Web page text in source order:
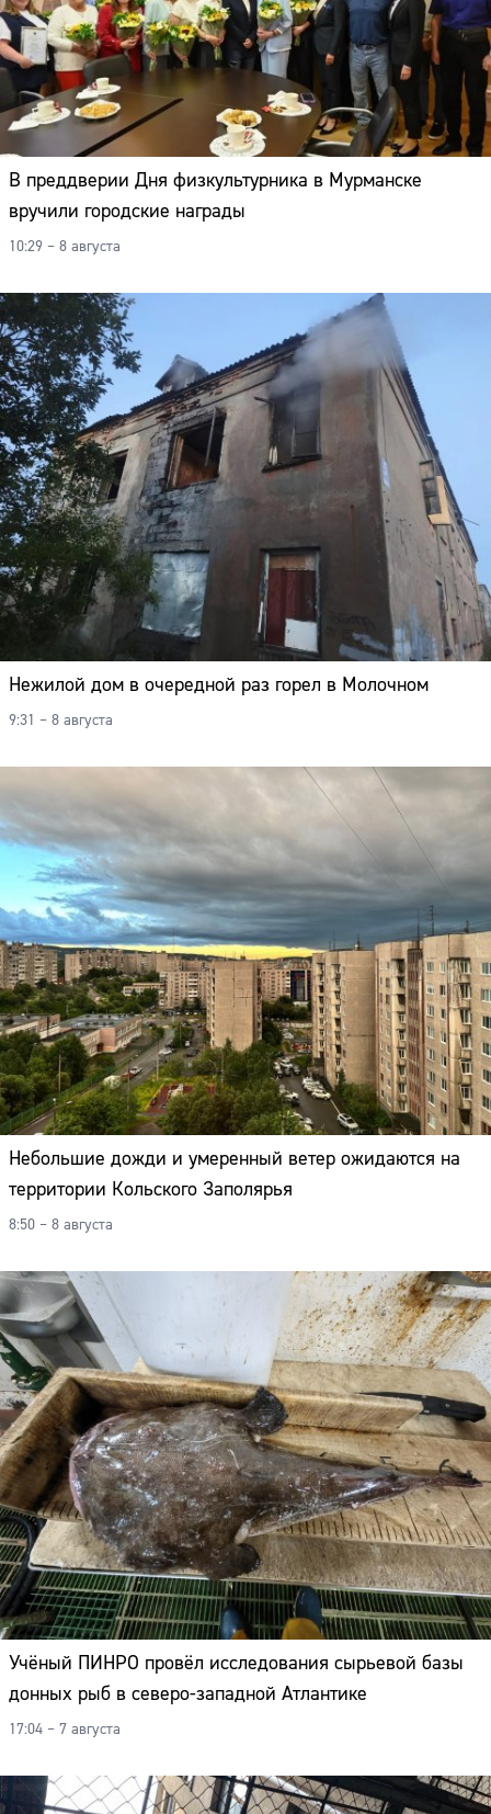
В преддверии Дня физкультурника в Мурманске
вручили городские награды
10:29 – 8 августа
Нежилой дом в очередной раз горел в Молочном
9:31 – 8 августа
Небольшие дожди и умеренный ветер ожидаются на
территории Кольского Заполярья
8:50 – 8 августа
Учёный ПИНРО провёл исследования сырьевой базы
донных рыб в северо-западной Атлантике
17:04 – 7 августа